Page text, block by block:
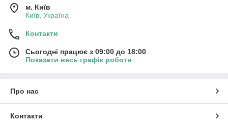
м. Київ
Київ, Україна
Контакти
Сьогодні працює з 09:00 до 18:00
Показати весь графік роботи
Про нас
Контакти